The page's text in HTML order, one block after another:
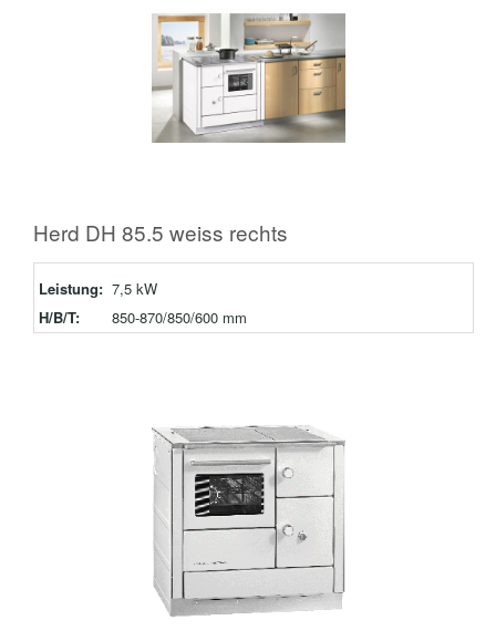
Herd DH 85.5 weiss rechts
Leistung: 7,5 kW
H/B/T:
850-870/850/600 mm